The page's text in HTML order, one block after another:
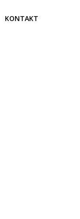
KONTAKT